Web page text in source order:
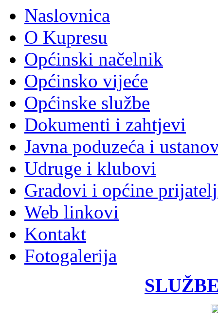
Naslovnica
O Kupresu
Općinski načelnik
Općinsko vijeće
Općinske službe
Dokumenti i zahtjevi
Javna poduzeća i
Udruge i klubovi
Gradovi i općine
Web linkovi
Kontakt
Fotogalerija